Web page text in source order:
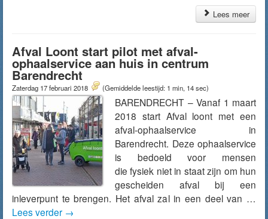
Lees meer
Afval Loont start pilot met afval-
ophaalservice aan huis in centrum
Barendrecht
Zaterdag 17 februari 2018 (Gemiddelde leestijd: 1 min, 14 sec)
BARENDRECHT – Vanaf 1 maart
2018 start Afval loont met een
afval-ophaalservice in
Barendrecht. Deze ophaalservice
is bedoeld voor mensen
die fysiek niet in staat zijn om hun
gescheiden afval bij een
inleverpunt te brengen. Het afval zal in een deel van …
Lees verder →